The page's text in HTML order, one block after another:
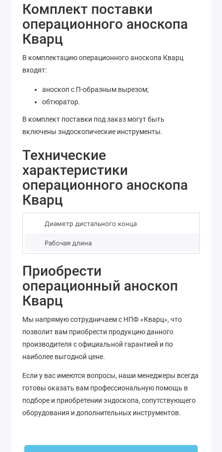
Комплект поставки
операционного аноскопа
Кварц
В комплектацию операционного аноскопа Кварц
входят:
аноскоп с П-образным вырезом;
обтюратор.
В комплект поставки под заказ могут быть
включены эндоскопические инструменты.
Технические
характеристики
операционного аноскопа
Кварц
Диаметр дистального конца
Рабочая длина
Приобрести
операционный аноскоп
Кварц
Мы напрямую сотрудничаем с НПФ «Кварц», что
позволит вам приобрести продукцию данного
производителя с официальной гарантией и по
наиболее выгодной цене.
Если у вас имеются вопросы, наши менеджеры всегда
готовы оказать вам профессиональную помощь в
подборе и приобретении эндоскопа, сопутствующего
оборудования и дополнительных инструментов.